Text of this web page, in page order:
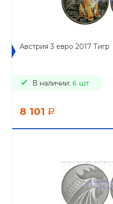
Австрия 3 евро 2017 Тигр
В наличии: 6 шт
8 101 a